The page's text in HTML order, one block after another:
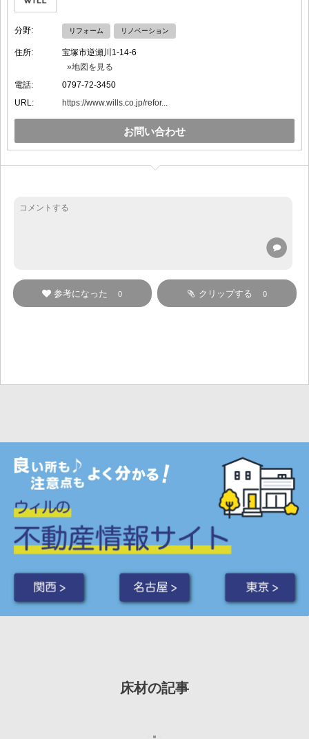
分野: リフォーム リノベーション
住所:
宝塚市逆瀬川1-14-6
»地図を見る
電話:
0797-72-3450
URL:
https://www.wills.co.jp/refor...
お問い合わせ
クリップする 0
参考になった 0
関西 > 名古屋 > 東京 >
床材の記事